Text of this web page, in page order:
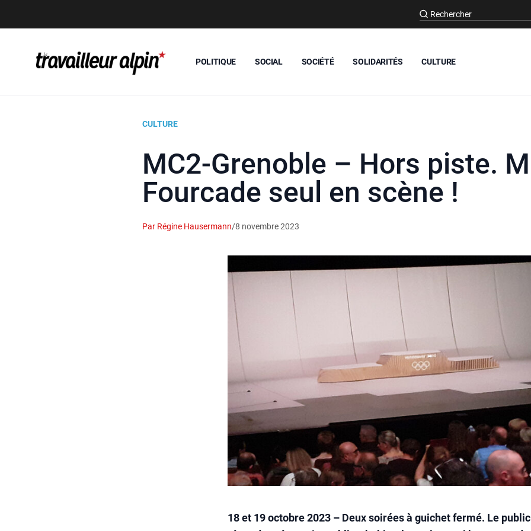
POLITIQUE SOCIAL SOCIÉTÉ SOLIDARITÉS CULTURE
CULTURE
MC2-Grenoble – Hors piste.
Fourcade seul en scène !
Par Régine Hausermann/8 novembre 2023
18 et 19 octobre 2023 – Deux soirées à guichet fermé. Le